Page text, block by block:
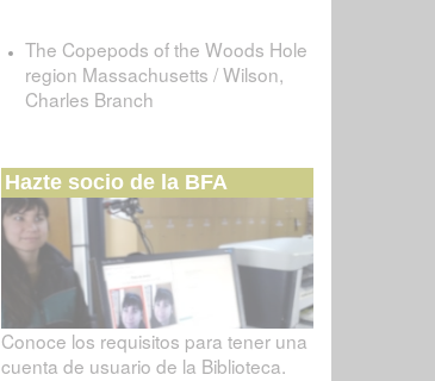
The Copepods of the Woods Hole
region Massachusetts / Wilson,
Charles Branch
Hazte socio de la BFA
Conoce los requisitos para tener una
cuenta de usuario de la Biblioteca.